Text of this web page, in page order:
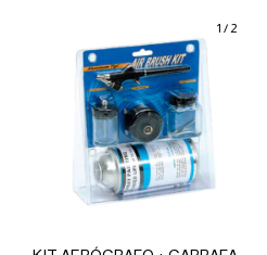
1 / 2